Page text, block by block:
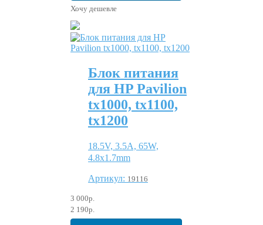
Хочу дешевле
Блок питания
для HP Pavilion
tx1000, tx1100,
tx1200
18.5V, 3.5A, 65W,
4.8x1.7mm
Артикул: 19116
3 000р.
2 190р.